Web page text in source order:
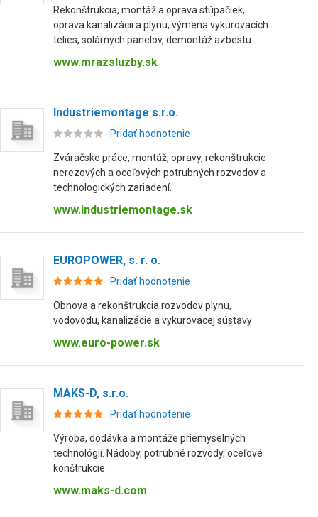
Rekonštrukcia, montáž a oprava stúpačiek,
oprava kanalizácii a plynu, výmena vykurovacích
telies, solárnych panelov, demontáž azbestu.
www.mrazsluzby.sk
Industriemontage s.r.o.
Pridať hodnotenie
Zváračske práce, montáž, opravy, rekonštrukcie
nerezových a oceľových potrubných rozvodov a
technologických zariadení.
www.industriemontage.sk
EUROPOWER, s. r. o.
Pridať hodnotenie
Obnova a rekonštrukcia rozvodov plynu,
vodovodu, kanalizácie a vykurovacej sústavy
www.euro-power.sk
MAKS-D, s.r.o.
Pridať hodnotenie
Výroba, dodávka a montáže priemyselných
technológií. Nádoby, potrubné rozvody, oceľové
konštrukcie.
www.maks-d.com